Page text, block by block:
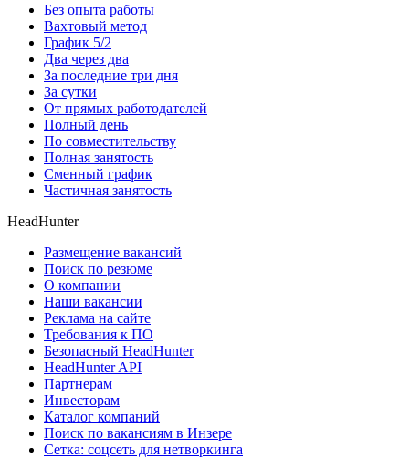
Без опыта работы
Вахтовый метод
График 5/2
Два через два
За последние три дня
За сутки
От прямых работодателей
Полный день
По совместительству
Полная занятость
Сменный график
Частичная занятость
HeadHunter
Размещение вакансий
Поиск по резюме
О компании
Наши вакансии
Реклама на сайте
Требования к ПО
Безопасный HeadHunter
HeadHunter API
Партнерам
Инвесторам
Каталог компаний
Поиск по вакансиям в Инзере
Сетка: соцсеть для нетворкинга